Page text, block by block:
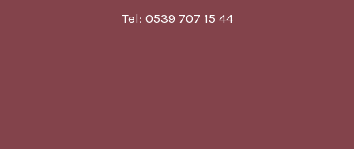
Tel: 0539 707 15 44